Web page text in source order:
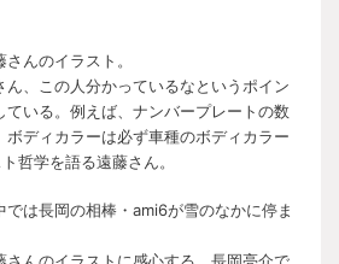
んのイラスト。
ん、この人分かっているなというポイン
ている。例えば、ナンバープレートの数
ディカラーは必ず車種のボディカラー
哲学を語る遠藤さん。
は長岡の相棒・ami6が雪のなかに停ま